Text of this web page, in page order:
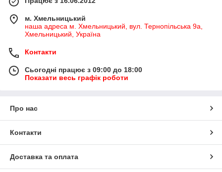
м. Хмельницький
наша адреса м. Хмельницький, вул. Тернопільська 9а,
Хмельницький, Україна
Контакти
Сьогодні працює з 09:00 до 18:00
Показати весь графік роботи
Про нас
Контакти
Доставка та оплата